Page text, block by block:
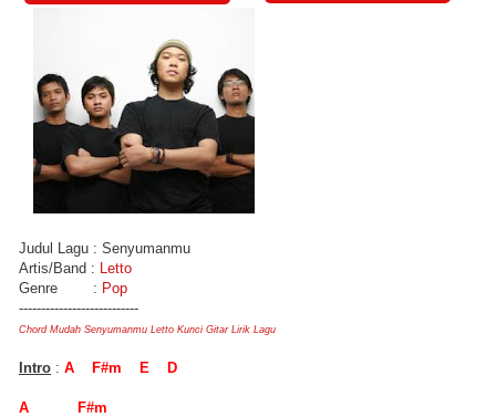
Judul Lagu : Senyumanmu
Artis/Band : Letto
Genre : Pop
---------------------------
Chord Mudah Senyumanmu Letto Kunci Gitar Lirik Lagu
Intro : A F#m E D
A F#m